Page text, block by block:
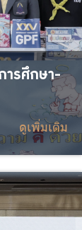
ารศึกษา-
ดูเพิ่มเติม